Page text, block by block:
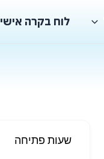
לוח בקרה אישי
שעות פתיחה